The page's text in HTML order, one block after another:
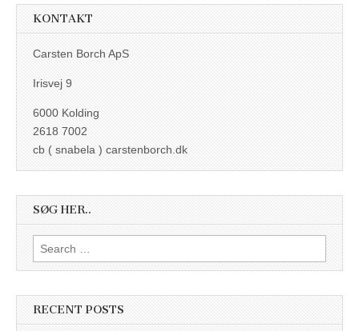
KONTAKT
Carsten Borch ApS
Irisvej 9
6000 Kolding
2618 7002
cb ( snabela ) carstenborch.dk
SØG HER..
Search
for:
RECENT POSTS